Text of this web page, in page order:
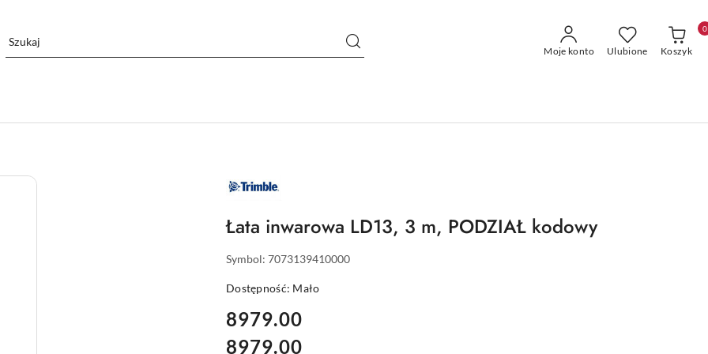
Moje konto Ulubione Koszyk
0
NAZWA
PRODUCENTA:
Łata inwarowa LD13, 3 m, PODZIAŁ kodowy
Symbol: 7073139410000
Dostępność: Mało
cena:
8979.00
Cena:
8979.00